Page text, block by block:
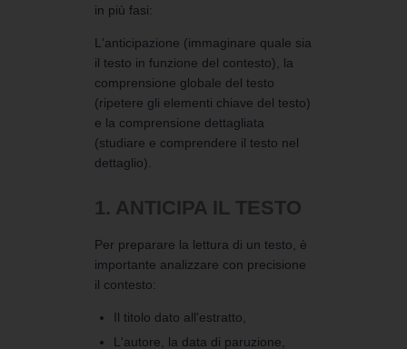
in più fasi:
L'anticipazione (immaginare quale sia
il testo in funzione del contesto), la
comprensione globale del testo
(ripetere gli elementi chiave del testo)
e la comprensione dettagliata
(studiare e comprendere il testo nel
dettaglio).
1. ANTICIPA IL TESTO
Per preparare la lettura di un testo, è
importante analizzare con precisione
il contesto:
Il titolo dato all'estratto,
L'autore, la data di paruzione,